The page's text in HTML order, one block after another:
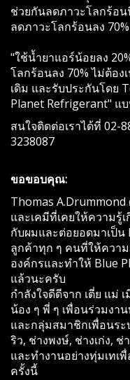
ช่วยกันลดภาวะโลกร้อน
ลดภาวะโลกร้อนลง
"ใช้น้ำยาแอร์น้อยลง
โลกร้อนลง 70% ไม่ต้อง
เดิม และรับประกันโดย
Planet Refrigerant" แ
สนใจติดต่อเราได้ที่ 02-
3238087
ขอขอบคุณ:
Thomas
และเคมีที่เคยให้ความรู้
กับผมและต่อยอดมาเป็
ลูกค้าทุก ๆ คนที่ให้ความ
องค์กรและทำให้ Blue
แล้วนะครับ
กำลังใจดีดีจาก เตี่ย แม่
น้อง ๆ พี่ ๆ เพื่อนร่วมงา
และกลุ่มสมาชิกเพื่อนระ
ริว, ช่างพงษ์, ช่างเก่ง,
และทำงานอย่างทุ่มเทเ
ครั้งนี้